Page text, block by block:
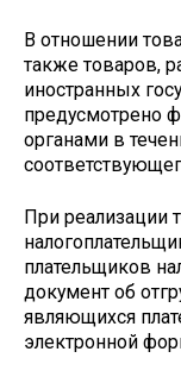
В отношении
также товаров,
иностранных
предусмотрено
органами в
При реализации
плательщиков
документ об
являющихся
электронной